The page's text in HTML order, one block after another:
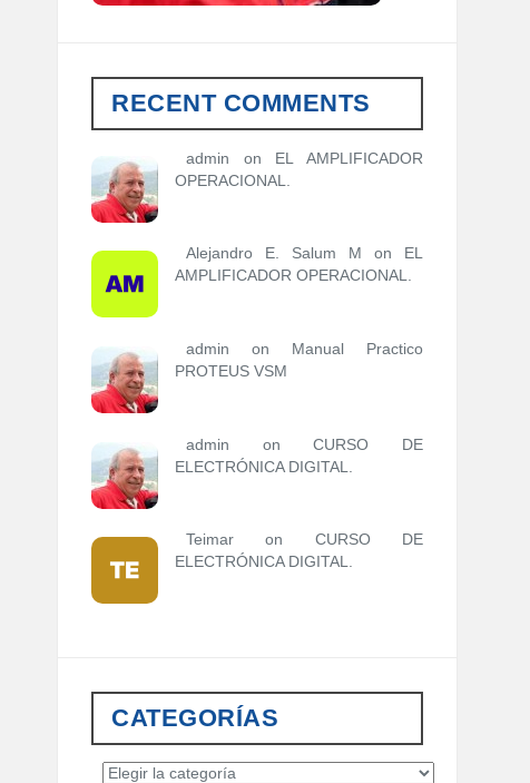
RECENT COMMENTS
admin on EL AMPLIFICADOR
OPERACIONAL.
Alejandro E. Salum M on EL
AMPLIFICADOR OPERACIONAL.
admin on Manual Practico
PROTEUS VSM
admin onCURSO DE
ELECTRÓNICA DIGITAL.
Teimar on CURSO DE
ELECTRÓNICA DIGITAL.
CATEGORÍAS
C